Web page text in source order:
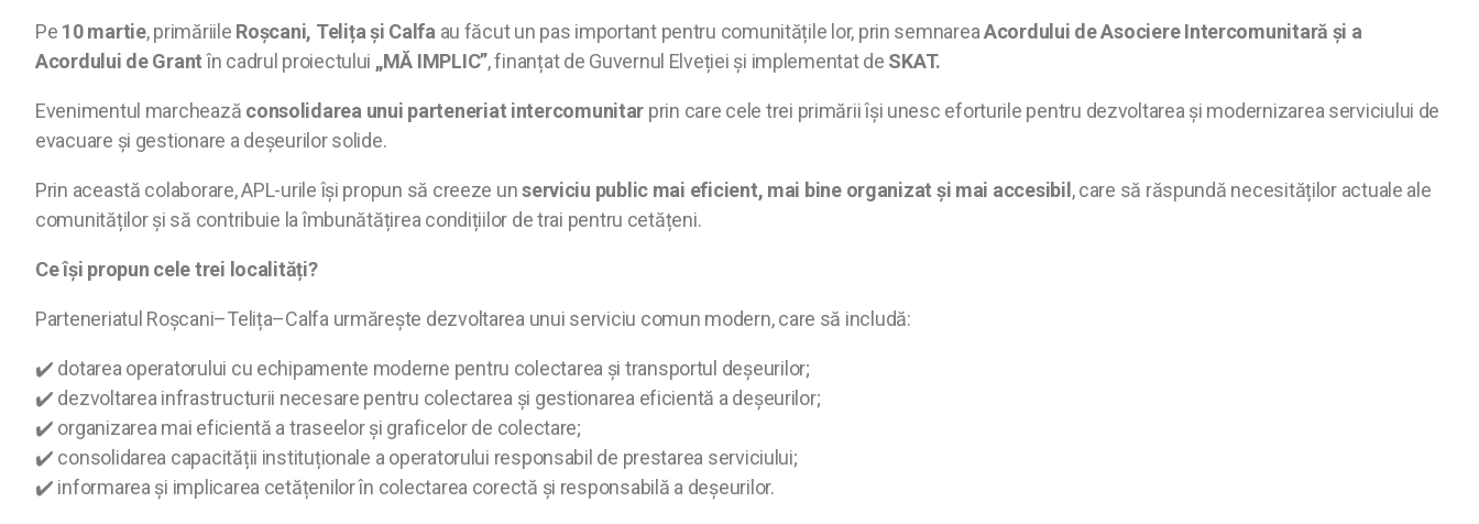
Pe 10 martie, primăriile Roșcani, Telița și Calfa au făcut un pas important pentru comunitățile lor, prin semnareaAcordului de Asociere Intercomunitară și a
Acordului de Grantîn cadrul proiectului „MĂ IMPLIC”, finanțat de Guvernul Elveției și implementat de SKAT.
Evenimentul marchează consolidarea unui parteneriat intercomunitar prin care cele trei primării își unesc eforturile pentru dezvoltarea și modernizarea serviciului de
evacuare și gestionare a deșeurilor solide.
Prin această colaborare, APL-urile își propun să creeze unserviciu public mai eficient, mai bine organizat și mai accesibil , care să răspundă necesităților actuale ale
comunităților și să contribuie la îmbunătățirea condițiilor de trai pentru cetățeni.
Ce își propun cele trei localități?
Parteneriatul Roșcani–Telița–Calfa urmărește dezvoltarea unui serviciu comun modern, care să includă:
✔️ dotarea operatorului cu echipamente moderne pentru colectarea și transportul deșeurilor;
✔️ dezvoltarea infrastructurii necesare pentru colectarea și gestionarea eficientă a deșeurilor;
✔️ organizarea mai eficientă a traseelor și graficelor de colectare;
✔️ consolidarea capacității instituționale a operatorului responsabil de prestarea serviciului;
✔️ informarea și implicarea cetățenilor în colectarea corectă și responsabilă a deșeurilor.